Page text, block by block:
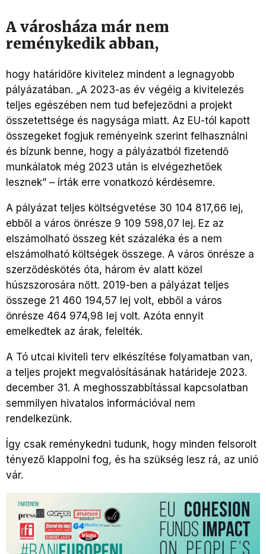
A városháza már nem
reménykedik abban,
hogy határidőre kivitelez mindent a legnagyobb
pályázatában. „A 2023-as év végéig a kivitelezés
teljes egészében nem tud befejeződni a projekt
összetettsége és nagysága miatt. Az EU-tól kapott
összegeket fogjuk reményeink szerint felhasználni
és bízunk benne, hogy a pályázatból fizetendő
munkálatok még 2023 után is elvégezhetőek
lesznek” – írták erre vonatkozó kérdésemre.
A pályázat teljes költségvetése 30 104 817,66 lej,
ebből a város önrésze 9 109 598,07 lej. Ez az
elszámolható összeg két százaléka és a nem
elszámolható költségek összege. A város önrésze a
szerződéskötés óta, három év alatt közel
húszszorosára nőtt. 2019-ben a pályázat teljes
összege 21 460 194,57 lej volt, ebből a város
önrésze 464 974,98 lej volt. Azóta ennyit
emelkedtek az árak, felelték.
A Tó utcai kiviteli terv elkészítése folyamatban van,
a teljes projekt megvalósításának határideje 2023.
december 31. A meghosszabbítással kapcsolatban
semmilyen hivatalos információval nem
rendelkezünk.
Így csak reménykedni tudunk, hogy minden felsorolt
tényező klappolni fog, és ha szükség lesz rá, az unió
vár.